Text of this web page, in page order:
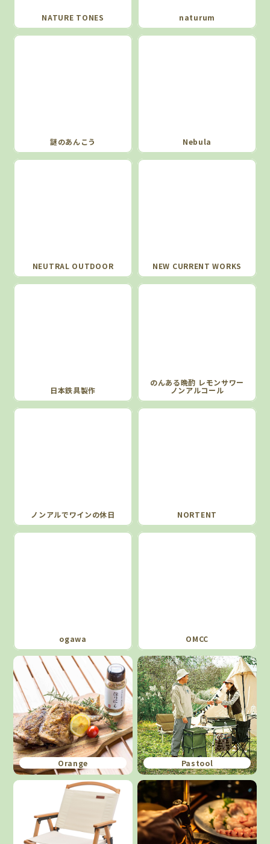
NATURE TONES naturum
謎のあんこう Nebula
NEUTRAL OUTDOOR NEW CURRENT WORKS
日本鉄具製作
のんある晩酌 レモンサワー
ノンアルコール
ノンアルでワインの休日 NORTENT
ogawa OMCC
Orange Pastool